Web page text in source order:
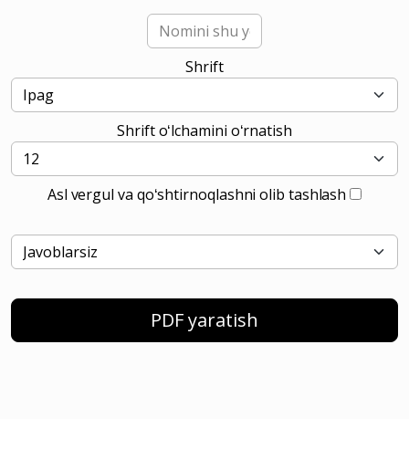
Shrift
Shrift oʻlchamini oʻrnatish
Asl vergul va qoʻshtirnoqlashni olib tashlash
PDF yaratish